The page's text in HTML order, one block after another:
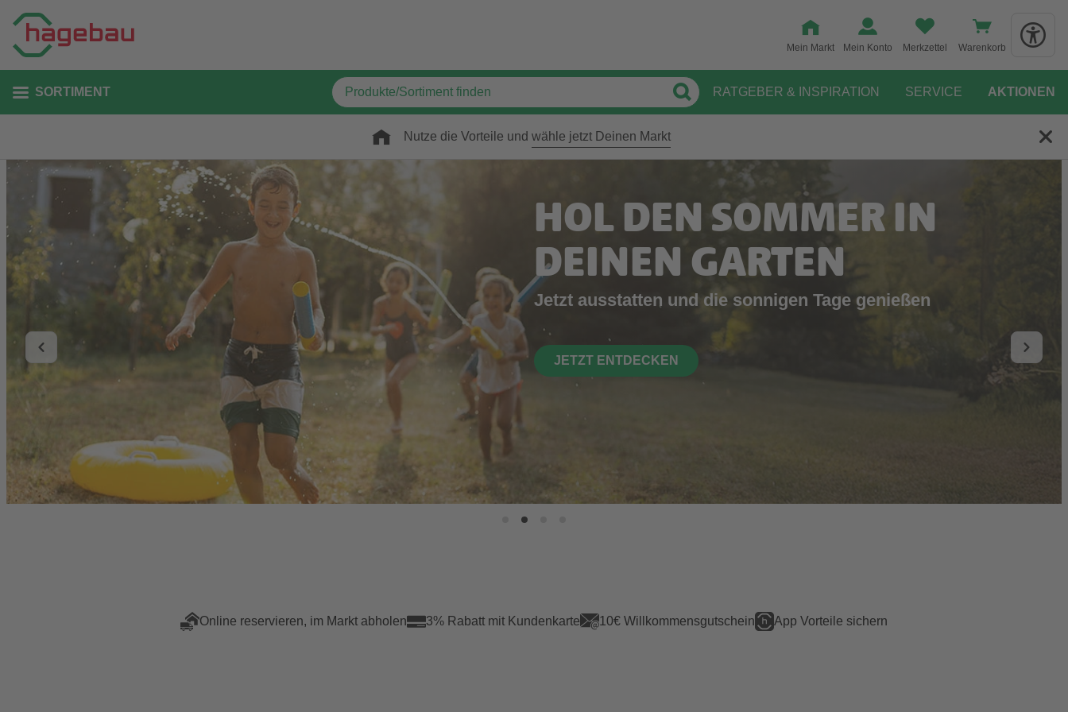
Mein Markt Mein Konto Merkzettel Warenkorb
SORTIMENT RATGEBER & INSPIRATION SERVICE AKTIONEN
Nutze die Vorteile und wähle jetzt Deinen Markt
HOL DEN SOMMER IN
DEINEN GARTEN
Jetzt ausstatten und die sonnigen Tage genießen
JETZT ENTDECKEN
Online reservieren, im Markt abholen 3% Rabatt mit Kundenkarte 10€ Willkommensgutschein App Vorteile sichern